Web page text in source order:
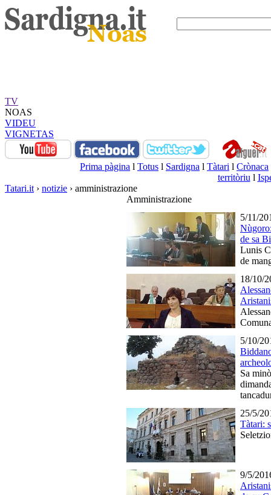
TV
NOAS
VIDEU
VIGNETAS
Prima pàgina l Totus l Sardigna l Tàtari l Crònaca
territòriu l
Tatari.it › notizie › amministrazione
Amministrazione
5/11/
de sa
Lunis
de
18/10/
5/10/
Sa
25/5/
Tàtari:
9/5/